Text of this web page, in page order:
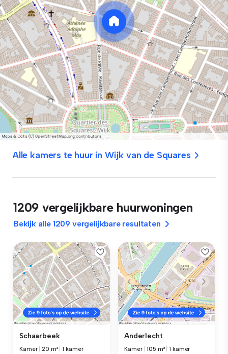
Alle kamers te huur in Wijk van de Squares
1209 vergelijkbare huurwoningen
Bekijk alle 1209 vergelijkbare resultaten
Schaarbeek
Kamer |20 m² |1 kamer
Anderlecht
Kamer |105 m² |1 kamer